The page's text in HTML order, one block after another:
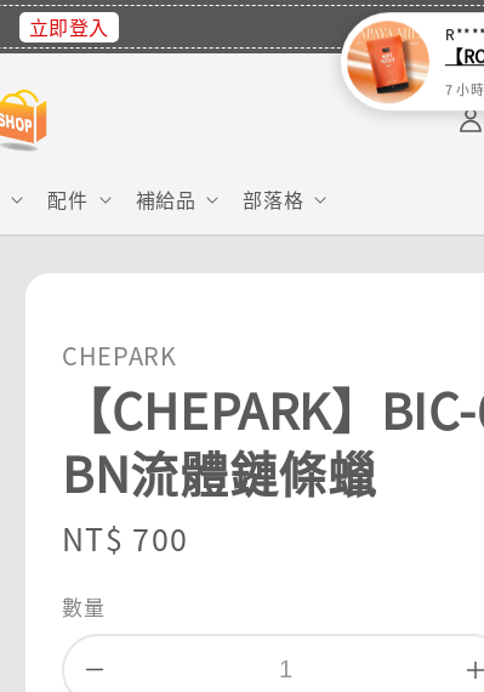
立即登入
配件 補給品 部落格
CHEPARK
【CHEPARK】
BN流體鏈條蠟
Regular
NT$ 700
數量
7 小